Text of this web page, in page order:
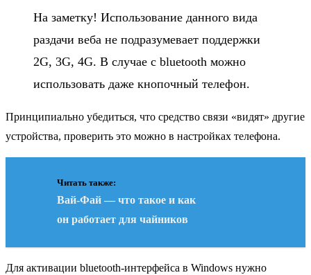
На заметку! Использование данного вида
раздачи веба не подразумевает поддержки
2G, 3G, 4G. В случае с bluetooth можно
использовать даже кнопочный телефон.
Принципиально убедиться, что средство связи «видят» другие
устройства, проверить это можно в настройках телефона.
Читать также:
Вай-Фай — что такое и как
он работает для чайников
Для активации bluetooth-интерфейса в Windows нужно